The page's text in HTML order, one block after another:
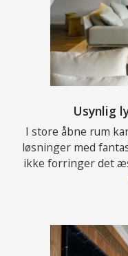
Usynlig
I store åbne rum
løsninger med
ikke forringer det